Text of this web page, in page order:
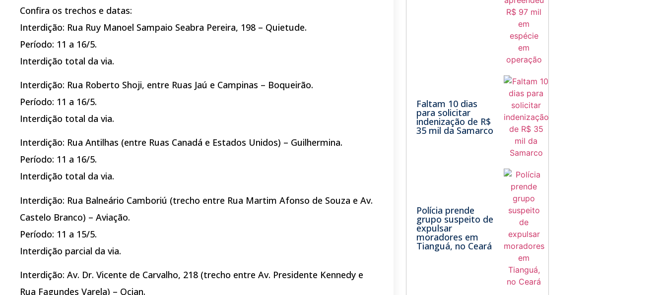
Confira os trechos e datas:
Interdição: Rua Ruy Manoel Sampaio Seabra Pereira, 198 – Quietude.
Período: 11 a 16/5.
Interdição total da via.
Interdição: Rua Roberto Shoji, entre Ruas Jaú e Campinas – Boqueirão.
Período: 11 a 16/5.
Interdição total da via.
Interdição: Rua Antilhas (entre Ruas Canadá e Estados Unidos) – Guilhermina.
Período: 11 a 16/5.
Interdição total da via.
Interdição: Rua Balneário Camboriú (trecho entre Rua Martim Afonso de Souza e Av.
Castelo Branco) – Aviação.
Período: 11 a 15/5.
Interdição parcial da via.
Interdição: Av. Dr. Vicente de Carvalho, 218 (trecho entre Av. Presidente Kennedy e
Rua Fagundes Varela) – Ocian.
Faltam 10 dias
para solicitar
indenização de R$
35 mil da Samarco
Polícia prende
grupo suspeito de
expulsar
moradores em
Tianguá, no Ceará